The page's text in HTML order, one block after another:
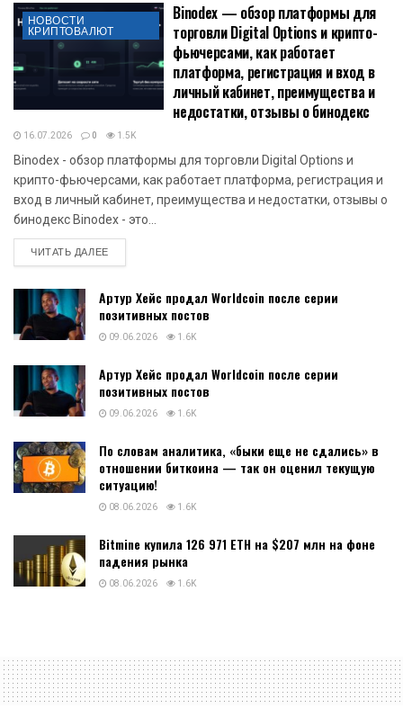
НОВОСТИ
КРИПТОВАЛЮТ
Binodex — обзор платформы для
торговли Digital Options и крипто-
фьючерсами, как работает
платформа, регистрация и вход в
личный кабинет, преимущества и
недостатки, отзывы о бинодекс
16.07.2026 0 1.5K
Binodex - обзор платформы для торговли Digital Options и
крипто-фьючерсами, как работает платформа, регистрация и
вход в личный кабинет, преимущества и недостатки, отзывы о
бинодекс Binodex - это...
ЧИТАТЬ ДАЛЕЕDETAILS
Артур Хейс продал Worldcoin после серии
позитивных постов
09.06.2026 1.6K
Артур Хейс продал Worldcoin после серии
позитивных постов
09.06.2026 1.6K
По словам аналитика, «быки еще не сдались» в
отношении биткоина — так он оценил текущую
ситуацию!
08.06.2026 1.6K
Bitmine купила 126 971 ETH на $207 млн на фоне
падения рынка
08.06.2026 1.6K